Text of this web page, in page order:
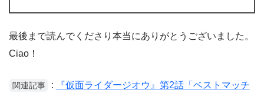
最後まで読んでくださり本当にありがとうございました。
Ciao！
関連記事 :
『仮面ライダージオウ』第2話「ベストマッチ